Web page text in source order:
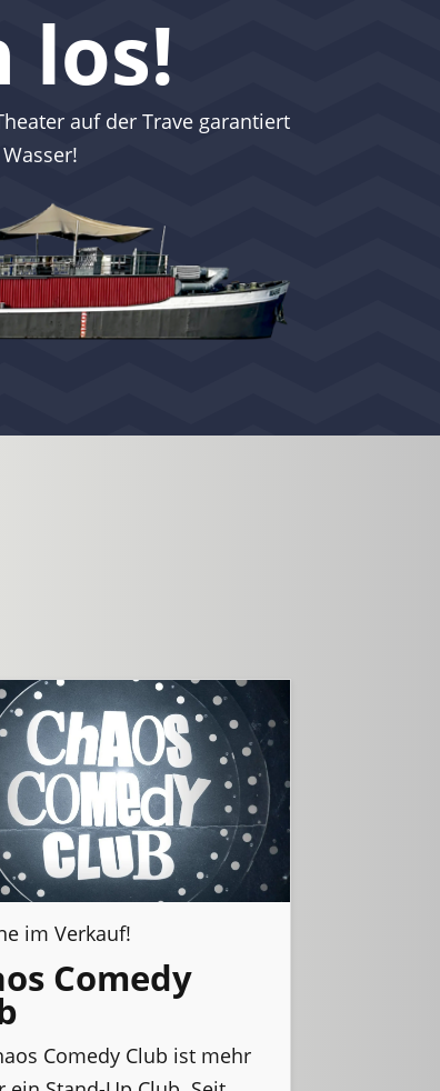
los!
auf der Trave garantiert
im Verkauf!
Comedy
Comedy Club ist mehr
ein Stand-Up Club. Seit